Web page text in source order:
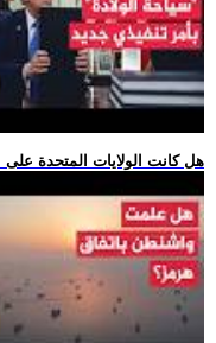
.. هل كانت الولايات المتحدة على